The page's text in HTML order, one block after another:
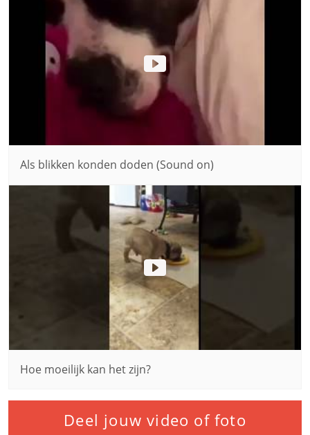
Als blikken konden doden (Sound on)
Hoe moeilijk kan het zijn?
Deel jouw video of foto